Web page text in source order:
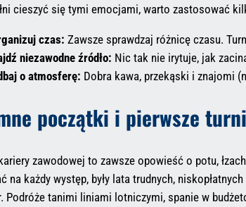
cieszyć się tymi emocjami, warto zastosować
czas: Zawsze sprawdzaj różnicę czasu.
niezawodne źródło: Nic tak nie irytuje, jak
o atmosferę: Dobra kawa, przekąski i znajomi
początki i pierwsze
zawodowej to zawsze opowieść o potu,
na każdy występ, były lata trudnych,
Podróże tanimi liniami lotniczymi, spanie w